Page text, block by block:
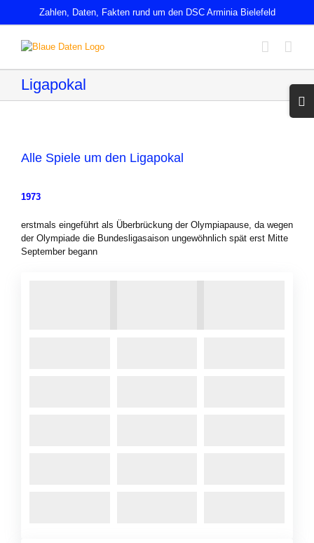
Zahlen, Daten, Fakten rund um den DSC Arminia Bielefeld
Ligapokal
Alle Spiele um den Ligapokal
1973
erstmals eingeführt als Überbrückung der Olympiapause, da wegen
der Olympiade die Bundesligasaison ungewöhnlich spät erst Mitte
September begann
Bar